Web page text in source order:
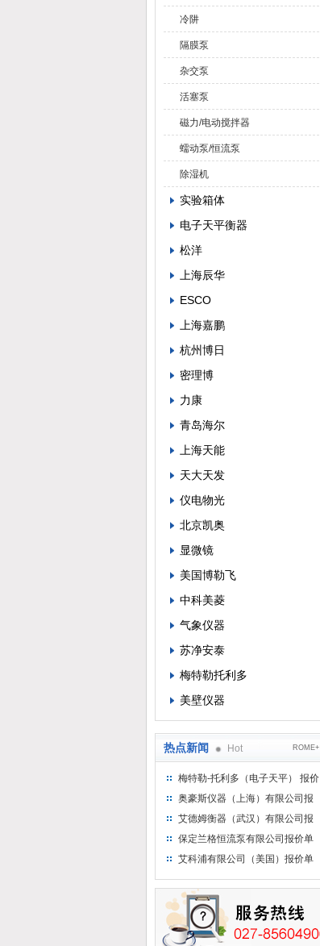
冷阱
隔膜泵
杂交泵
活塞泵
磁力/电动搅拌器
蠕动泵/恒流泵
除湿机
实验箱体
电子天平衡器
松洋
上海辰华
ESCO
上海嘉鹏
杭州博日
密理博
力康
青岛海尔
上海天能
天大天发
仪电物光
北京凯奥
显微镜
美国博勒飞
中科美菱
气象仪器
苏净安泰
梅特勒托利多
美壁仪器
热点新闻 Hot ROME+
梅特勒-托利多（电子天平） 报价
单
奥豪斯仪器（上海）有限公司报
价单
艾德姆衡器（武汉）有限公司报
价单
保定兰格恒流泵有限公司报价单
艾科浦有限公司（美国）报价单